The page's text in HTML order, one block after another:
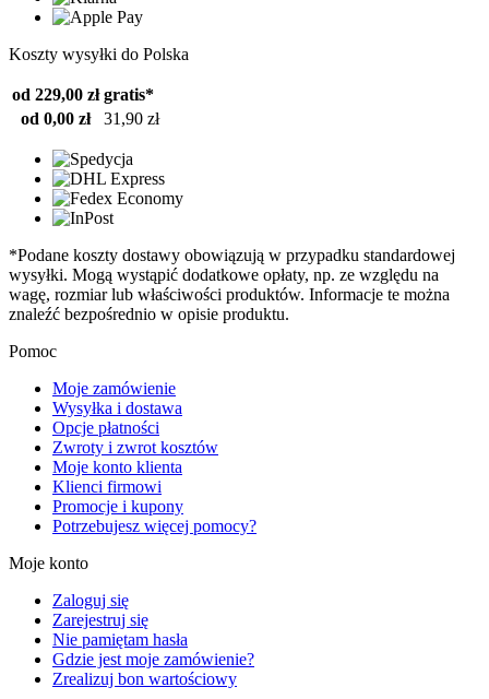
Koszty wysyłki do Polska
od 229,00 zł gratis*
od 0,00 zł
31,90 zł
*Podane koszty dostawy obowiązują w przypadku standardowej
wysyłki. Mogą wystąpić dodatkowe opłaty, np. ze względu na
wagę, rozmiar lub właściwości produktów. Informacje te można
znaleźć bezpośrednio w opisie produktu.
Pomoc
Moje zamówienie
Wysyłka i dostawa
Opcje płatności
Zwroty i zwrot kosztów
Moje konto klienta
Klienci firmowi
Promocje i kupony
Potrzebujesz więcej pomocy?
Moje konto
Zaloguj się
Zarejestruj się
Nie pamiętam hasła
Gdzie jest moje zamówienie?
Zrealizuj bon wartościowy